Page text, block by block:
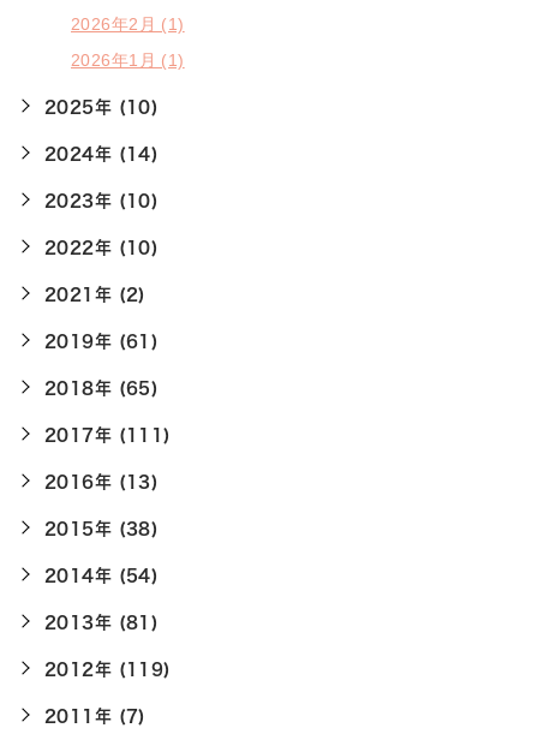
2026年2月 (1)
2026年1月 (1)
2025年 (10)
2024年 (14)
2023年 (10)
2022年 (10)
2021年 (2)
2019年 (61)
2018年 (65)
2017年 (111)
2016年 (13)
2015年 (38)
2014年 (54)
2013年 (81)
2012年 (119)
2011年 (7)